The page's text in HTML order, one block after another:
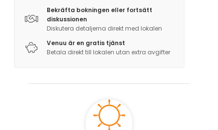
Bekräfta bokningen eller fortsätt
diskussionen
Diskutera detaljerna direkt med lokalen
Venuu är en gratis tjänst
Betala direkt till lokalen utan extra avgifter